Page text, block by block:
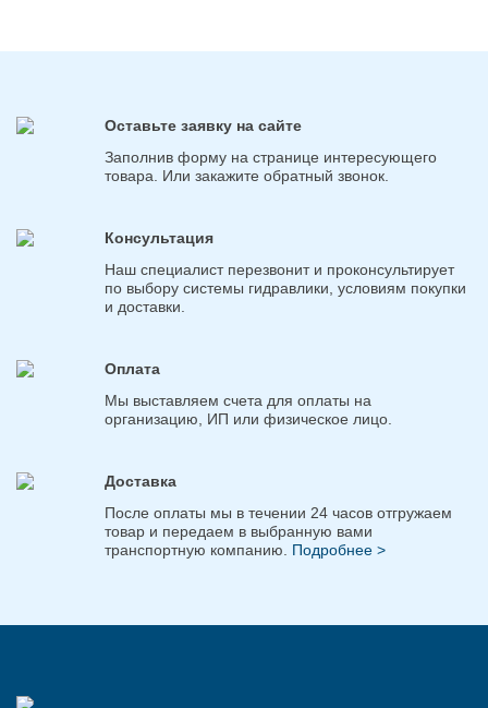
Оставьте заявку на сайте
Заполнив форму на странице интересующего
товара. Или закажите обратный звонок.
Консультация
Наш специалист перезвонит и проконсультирует
по выбору системы гидравлики, условиям покупки
и доставки.
Оплата
Мы выставляем счета для оплаты на
организацию, ИП или физическое лицо.
Доставка
После оплаты мы в течении 24 часов отгружаем
товар и передаем в выбранную вами
транспортную компанию. Подробнее >